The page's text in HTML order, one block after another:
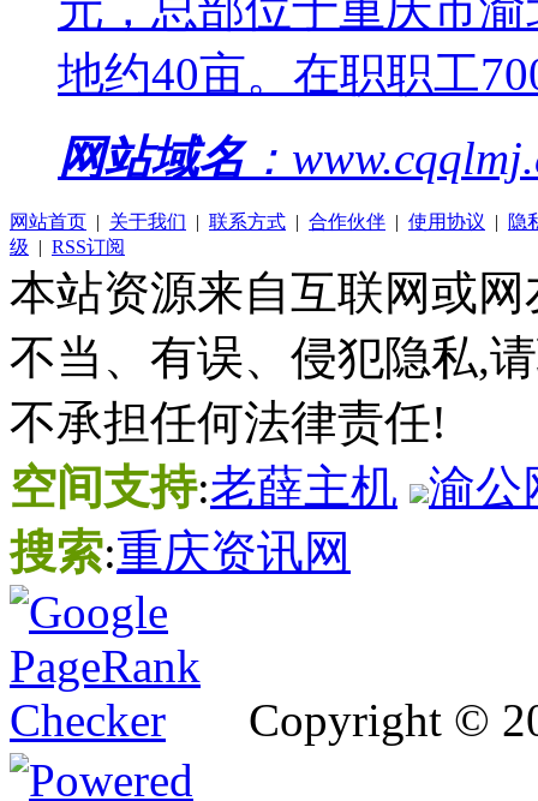
地约40亩。在职职工
网站域名：
网站首页 | 关于我们 | 联系方式 | 合作伙伴 | 使用协议 |
隐
级 | RSS订阅
本站资源来自互联网或
不当、有误、侵犯隐私,
不承担任何法律责任!
空间支持:老薛主机
渝公
搜索:重庆资讯网
Copyright ©